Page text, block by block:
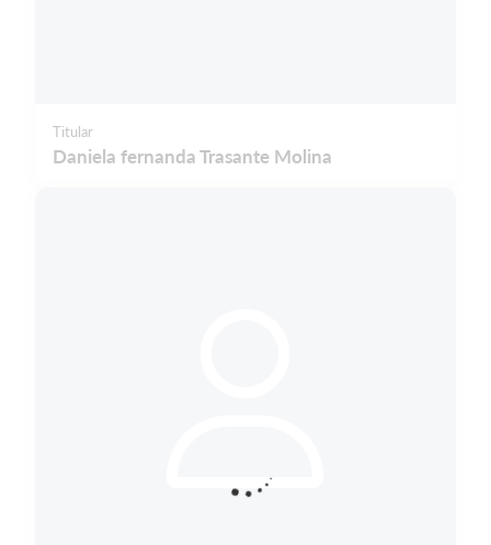
Titular
Daniela fernanda Trasante Molina